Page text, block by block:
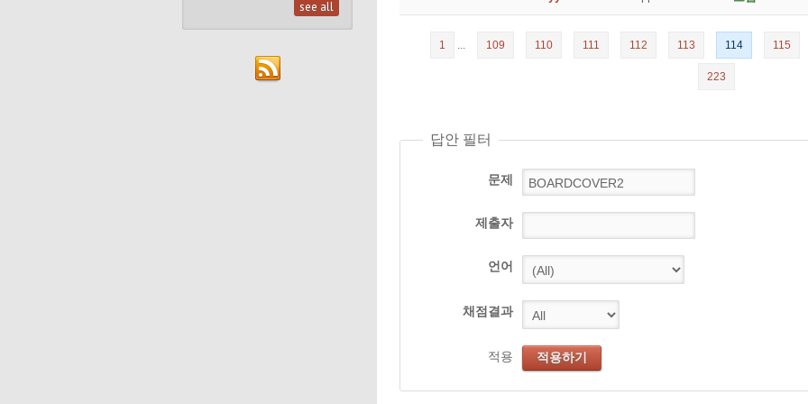
see all
1 ... 109 110 111 112 113 114 115
223
답안 필터
문제
제출자
언어
채점결과
적용 적용하기